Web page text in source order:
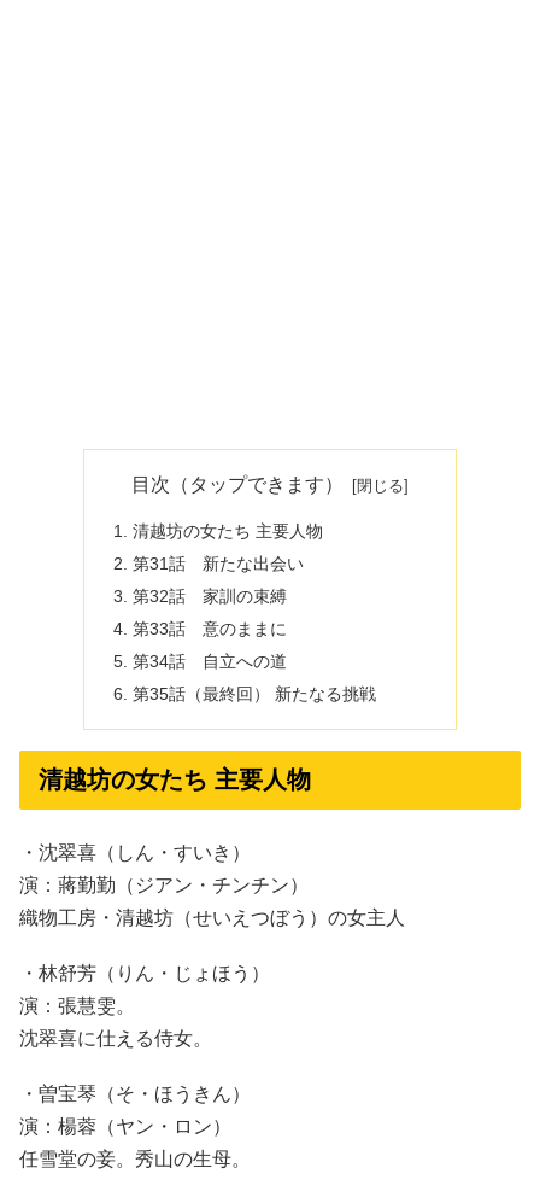
目次（タップできます）
清越坊の女たち 主要人物
第31話 新たな出会い
第32話 家訓の束縛
第33話 意のままに
第34話 自立への道
第35話（最終回） 新たなる挑戦
清越坊の女たち 主要人物
・沈翠喜（しん・すいき）
演：蔣勤勤（ジアン・チンチン）
織物工房・清越坊（せいえつぼう）の女主人
・林舒芳（りん・じょほう）
演：張慧雯。
沈翠喜に仕える侍女。
・曽宝琴（そ・ほうきん）
演：楊蓉（ヤン・ロン）
任雪堂の妾。秀山の生母。